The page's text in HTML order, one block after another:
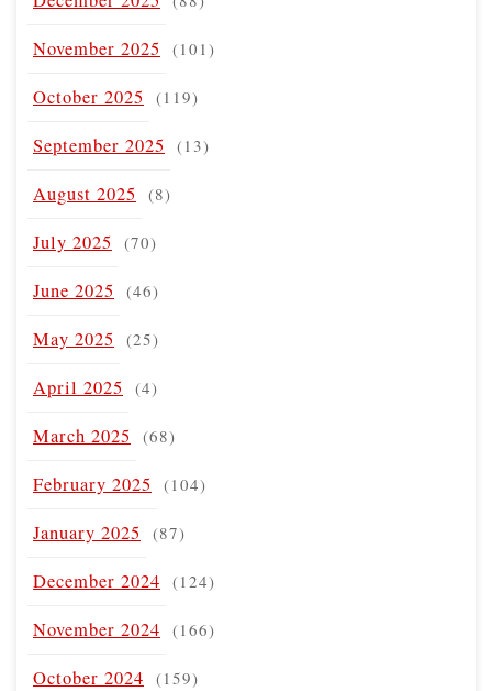
November 2025 (101)
October 2025 (119)
September 2025 (13)
August 2025 (8)
July 2025 (70)
June 2025 (46)
May 2025 (25)
April 2025 (4)
March 2025 (68)
February 2025 (104)
January 2025 (87)
December 2024 (124)
November 2024 (166)
October 2024 (159)